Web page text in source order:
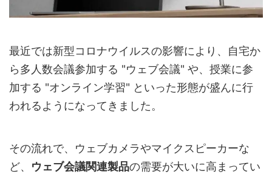
最近では新型コロナウイルスの影響により、自宅か
ら多人数会議参加する "ウェブ会議" や、授業に参
加する "オンライン学習" といった形態が盛んに行
われるようになってきました。
その流れで、ウェブカメラやマイクスピーカーな
ど、 ウェブ会議関連製品の需要が大いに高まってい